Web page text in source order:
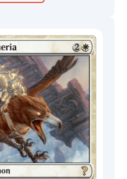
Festival in a